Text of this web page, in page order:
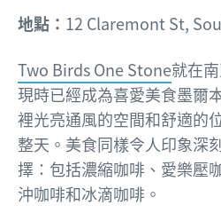
地點： 12 Claremont St,
Two Birds One Stone就在
現時已經成為喜愛美食墨爾
裡光亮通風的空間和舒適的
整天。美食同樣令人印象深
擇：包括濃縮咖啡、愛樂壓
沖咖啡和冰滴咖啡。